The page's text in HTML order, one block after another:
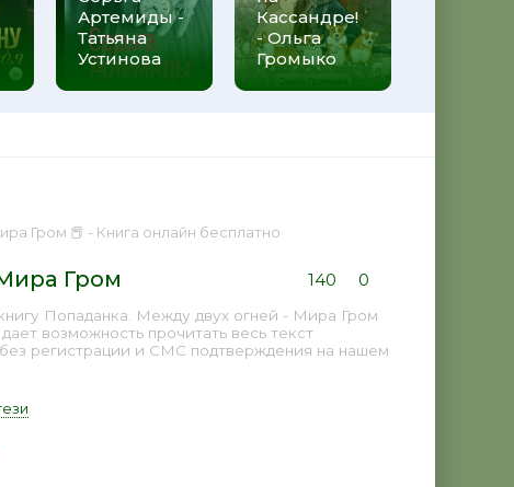
Артемиды -
Татьяна
Устинова
Кассандре!
- Ольга
Громыко
Гром 📕 - Книга онлайн бесплатно
Гром 140 0
Попаданка. Между двух огней - Мира Гром
возможность прочитать весь текст
регистрации и СМС подтверждения на нашем